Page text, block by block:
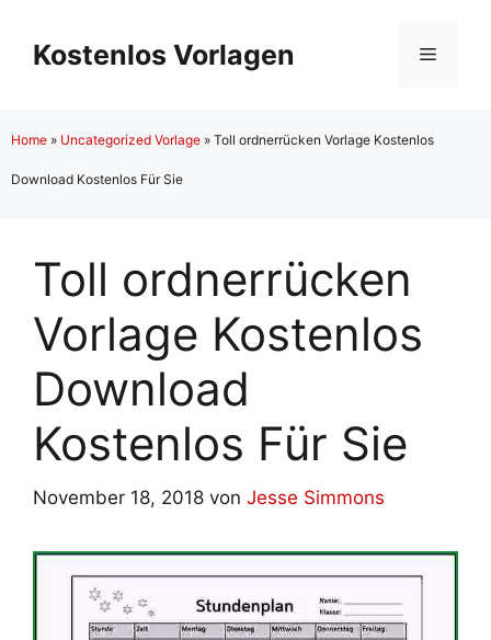
Inhalt
springen
Kostenlos Vorlagen Menü
Home » Uncategorized Vorlage » Toll ordnerrücken Vorlage Kostenlos
Download Kostenlos Für Sie
Toll ordnerrücken
Vorlage Kostenlos
Download
Kostenlos Für Sie
November 18, 2018 von Jesse Simmons